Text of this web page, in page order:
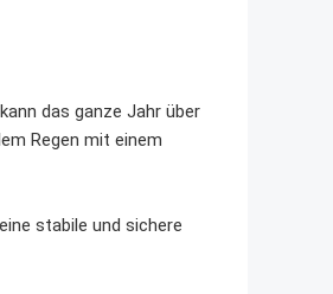
das ganze Jahr über
Regen mit einem
stabile und sichere